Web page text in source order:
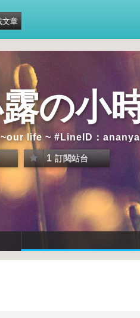
の小
~our life ~ #LineID：
1 訂閱站台